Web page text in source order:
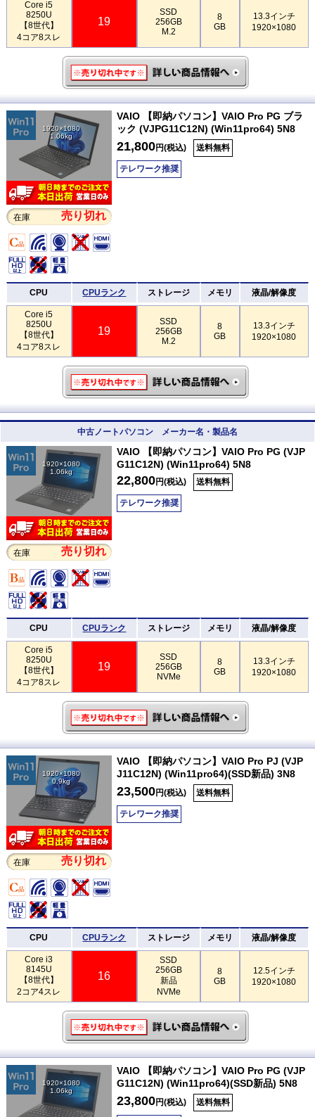
Core i5
8250U
【8世代】
4コア8スレ
19
SSD
256GB
M.2
8
GB
13.3インチ
1920×1080
1920×1080
1.06kg
在庫 売り切れ
VAIO 【即納パソコン】VAIO Pro PG ブラ
ック (VJPG11C12N) (Win11pro64) 5N8
21,800円(税込) 送料無料
テレワーク推奨
CPU CPUランク ストレージ メモリ 液晶/解像度
Core i5
8250U
【8世代】
4コア8スレ
19
SSD
256GB
M.2
8
GB
13.3インチ
1920×1080
中古ノートパソコン メーカー名・製品名
1920×1080
1.06kg
在庫 売り切れ
VAIO 【即納パソコン】VAIO Pro PG (VJP
G11C12N) (Win11pro64) 5N8
22,800円(税込) 送料無料
テレワーク推奨
CPU CPUランク ストレージ メモリ 液晶/解像度
Core i5
8250U
【8世代】
4コア8スレ
19
SSD
256GB
NVMe
8
GB
13.3インチ
1920×1080
1920×1080
0.9kg
在庫 売り切れ
VAIO 【即納パソコン】VAIO Pro PJ (VJP
J11C12N) (Win11pro64)(SSD新品) 3N8
23,500円(税込) 送料無料
テレワーク推奨
CPU CPUランク ストレージ メモリ 液晶/解像度
Core i3
8145U
【8世代】
2コア4スレ
16
SSD
256GB
新品
NVMe
8
GB
12.5インチ
1920×1080
1920×1080
1.06kg
VAIO 【即納パソコン】VAIO Pro PG (VJP
G11C12N) (Win11pro64)(SSD新品) 5N8
23,800円(税込) 送料無料